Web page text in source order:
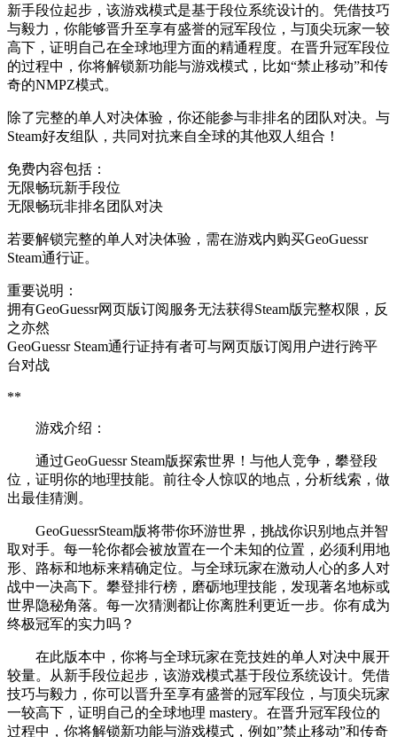
新手段位起步，该游戏模式是基于段位系统设计的。凭借技巧
与毅力，你能够晋升至享有盛誉的冠军段位，与顶尖玩家一较
高下，证明自己在全球地理方面的精通程度。在晋升冠军段位
的过程中，你将解锁新功能与游戏模式，比如“禁止移动”和传
奇的NMPZ模式。
除了完整的单人对决体验，你还能参与非排名的团队对决。与
Steam好友组队，共同对抗来自全球的其他双人组合！
免费内容包括：
无限畅玩新手段位
无限畅玩非排名团队对决
若要解锁完整的单人对决体验，需在游戏内购买GeoGuessr
Steam通行证。
重要说明：
拥有GeoGuessr网页版订阅服务无法获得Steam版完整权限，反
之亦然
GeoGuessr Steam通行证持有者可与网页版订阅用户进行跨平
台对战
**
游戏介绍：
通过GeoGuessr Steam版探索世界！与他人竞争，攀登段
位，证明你的地理技能。前往令人惊叹的地点，分析线索，做
出最佳猜测。
GeoGuessrSteam版将带你环游世界，挑战你识别地点并智
取对手。每一轮你都会被放置在一个未知的位置，必须利用地
形、路标和地标来精确定位。与全球玩家在激动人心的多人对
战中一决高下。攀登排行榜，磨砺地理技能，发现著名地标或
世界隐秘角落。每一次猜测都让你离胜利更近一步。你有成为
终极冠军的实力吗？
在此版本中，你将与全球玩家在竞技姓的单人对决中展开
较量。从新手段位起步，该游戏模式基于段位系统设计。凭借
技巧与毅力，你可以晋升至享有盛誉的冠军段位，与顶尖玩家
一较高下，证明自己的全球地理 mastery。在晋升冠军段位的
过程中，你将解锁新功能与游戏模式，例如”禁止移动”和传奇